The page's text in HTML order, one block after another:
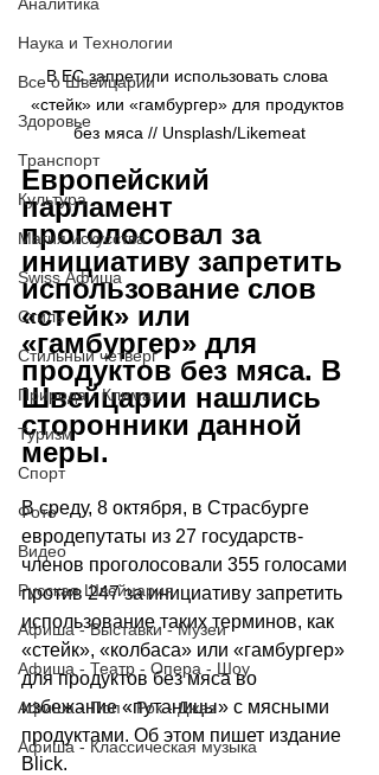
Наука и Технологии
Все о Швейцарии
Здоровье
Транспорт
Культура
Магия искусства
Swiss Афиша
Стиль
Стильный четверг
Природа - Климат
Туризм
Спорт
Фото
Видео
Русская Швейцария
Афиша - Выставки - Музеи
Афиша - Театр - Опера - Шоу
Афиша - Поп - Рок - Джаз
Афиша - Классическая музыка
В ЕС запретили использовать слова
«стейк» или «гамбургер» для продуктов
без мяса // Unsplash/Likemeat
Европейский
парламент
проголосовал за
инициативу запретить
использование слов
«стейк» или
«гамбургер» для
продуктов без мяса. В
Швейцарии нашлись
сторонники данной
меры.
В среду, 8 октября, в Страсбурге
евродепутаты из 27 государств-
членов проголосовали 355 голосами
против 247 за инициативу запретить
использование таких терминов, как
«стейк», «колбаса» или «гамбургер»
для продуктов без мяса во
избежание «путаницы» с мясными
продуктами. Об этом пишет издание
Blick.